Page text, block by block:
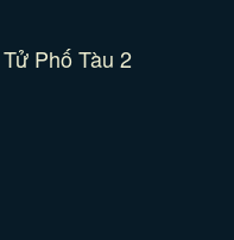
Phố Tàu 2